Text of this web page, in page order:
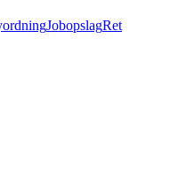
JobopslagRet